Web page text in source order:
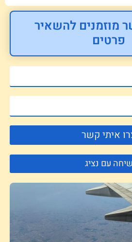
מוזמנים להשאיר
פרטים
איתי קשר
שיחה עם נציג